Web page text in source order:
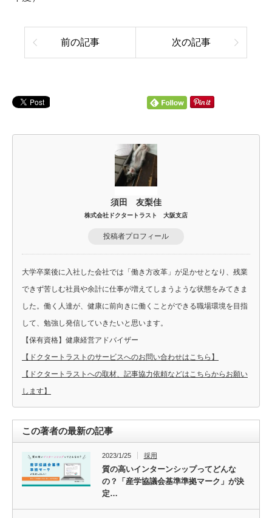
前の記事 次の記事
須田 友梨佳
株式会社ドクタートラスト 大阪支店
投稿者プロフィール
大学卒業後に入社した会社では「働き方改革」が足かせとなり、残業
できず苦しむ社員や余計に仕事が増えてしまうような状態をみてきま
した。働く人達が、健康に前向きに働くことができる職場環境を目指
して、勉強し発信していきたいと思います。
【保有資格】健康経営アドバイザー
【ドクタートラストのサービスへのお問い合わせはこちら】
【ドクタートラストへの取材、記事協力依頼などはこちらからお願い
します】
この著者の最新の記事
2023/1/25 採用
質の高いインターンシップってどんな
の？「産学協議会基準準拠マーク」が決
定…